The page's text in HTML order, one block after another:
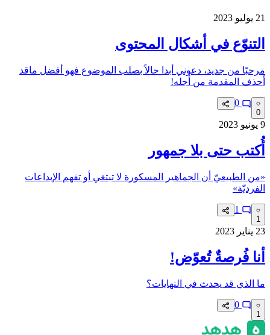
21 يوليو 2023
التنوّع في أشكال المحتوى
مرحبًا من جديد، دعوني أبدا حالاً بصلب الموضوع فهو أفضل ماقد
أحذف المقدمة من أجله!
0
9 يونيو 2023
أُكتب حتى بلا جمهور
«من الطبيعيّ أن الجماهير المسكورة لا تبتغي أو تفهم الإبداعات
الفرديّة»
1
23 يناير 2023
أنا فُرصةٌ تُعوّض!
ما الذي قد يحدث في النهايات؟
1